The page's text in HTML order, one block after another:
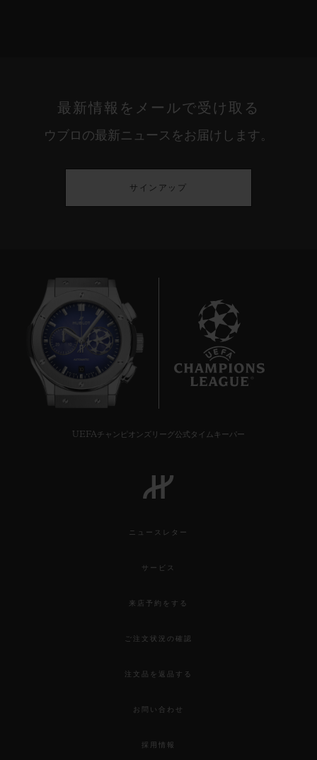
最新情報をメールで受け取る
ウブロの最新ニュースをお届けします。
サインアップ
UEFAチャンピオンズリーグ公式タイムキーパー
ニュースレター
サービス
来店予約をする
ご注文状況の確認
注文品を返品する
お問い合わせ
採用情報